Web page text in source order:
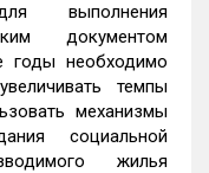
выполнения
документом
годы необходимо
темпы
механизмы
социальной
жилья